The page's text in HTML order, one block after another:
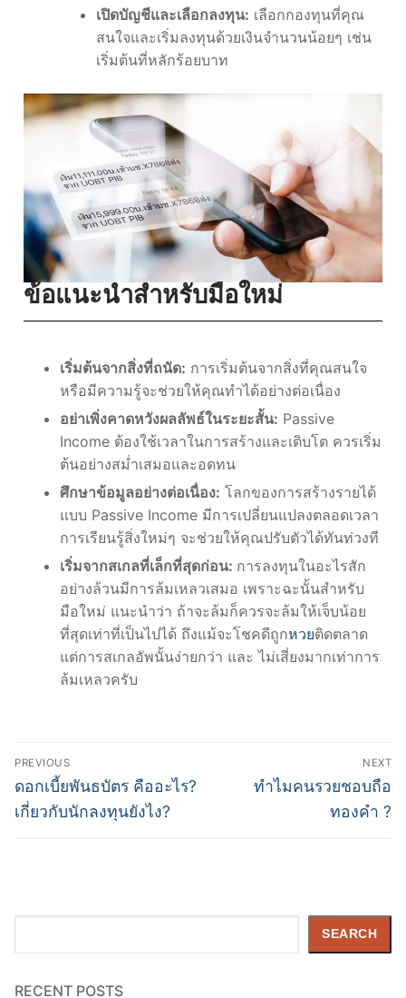
เปิดบัญชีและเลือกลงทุน: เลือกกองทุนที่คุณ
สนใจและเริ่มลงทุนด้วยเงินจำนวนน้อยๆ เช่น
เริ่มต้นที่หลักร้อยบาท
ข้อแนะนำสำหรับมือใหม่
เริ่มต้นจากสิ่งที่ถนัด: การเริ่มต้นจากสิ่งที่คุณสนใจ
หรือมีความรู้จะช่วยให้คุณทำได้อย่างต่อเนื่อง
อย่าเพิ่งคาดหวังผลลัพธ์ในระยะสั้น: Passive
Income ต้องใช้เวลาในการสร้างและเติบโต ควรเริ่ม
ต้นอย่างสม่ำเสมอและอดทน
ศึกษาข้อมูลอย่างต่อเนื่อง: โลกของการสร้างรายได้
แบบ Passive Income มีการเปลี่ยนแปลงตลอดเวลา
การเรียนรู้สิ่งใหม่ๆ จะช่วยให้คุณปรับตัวได้ทันท่วงที
เริ่มจากสเกลที่เล็กที่สุดก่อน: การลงทุนในอะไรสัก
อย่างล้วนมีการล้มเหลวเสมอ เพราะฉะนั้นสำหรับ
มือใหม่ แนะนำว่า ถ้าจะล้มก็ควรจะล้มให้เจ็บน้อย
ที่สุดเท่าที่เป็นไปได้ ถึงแม้จะโชคดีถูกหวยติดตลาด
แต่การสเกลอัพนั้นง่ายกว่า และ ไม่เสี่ยงมากเท่าการ
ล้มเหลวครับ
PREVIOUS
ดอกเบี้ยพันธบัตร คืออะไร?
เกี่ยวกับนักลงทุนยังไง?
NEXT
ทำไมคนรวยชอบถือ
ทองคำ ?
SEARCH
RECENT POSTS